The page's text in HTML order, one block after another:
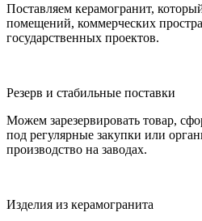
Поставляем керамогранит,
помещений, коммерческих
государственных проектов.
Резерв и стабильные поставки
Можем зарезервировать товар,
под регулярные закупки или
производство на заводах.
Изделия из керамогранита